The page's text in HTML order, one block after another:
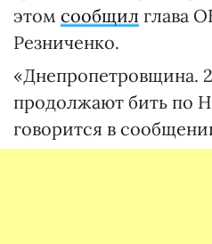
этом сообщил глава
Резниченко.
«Днепропетровщина.
продолжают бить по
говорится в